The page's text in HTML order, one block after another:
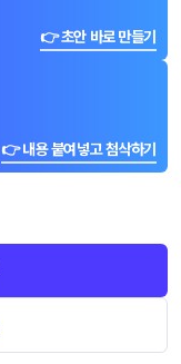
👉 초안 바로 만들기
👉 내용 붙여넣고 첨삭하기